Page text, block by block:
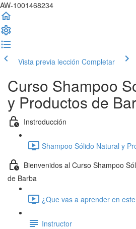
AW-1001468234
Vista previa lección Completar
Curso Shampoo
y Productos de
Instroducción
Shampoo Sólido Natural y
Bienvenidos al Curso Shampoo
de Barba
¿Que vas a aprender en
Instructor